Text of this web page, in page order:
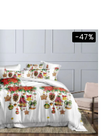
-47%